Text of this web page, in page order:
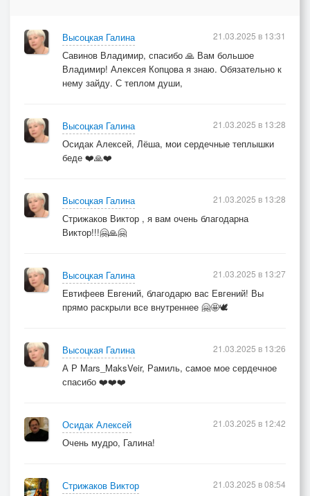
Высоцкая Галина
Савинов Владимир, спасибо 🙏 Вам большое
Владимир! Алексея Копцова я знаю. Обязательно к
нему зайду. С теплом души,
21.03.2025 в 13:31
Высоцкая Галина
Осидак Алексей, Лёша, мои сердечные теплышки
беде ❤️🙏❤️
21.03.2025 в 13:28
Высоцкая Галина
Стрижаков Виктор , я вам очень благодарна
Виктор!!!🤗🙏🤗
21.03.2025 в 13:28
Высоцкая Галина
Евтифеев Евгений, благодарю вас Евгений! Вы
прямо раскрыли все внутреннее 🤗🤩🕊️
21.03.2025 в 13:27
Высоцкая Галина
А Р Mars_MaksVeir, Рамиль, самое мое сердечное
спасибо ❤️❤️❤️
21.03.2025 в 13:26
Осидак Алексей
Очень мудро, Галина!
21.03.2025 в 12:42
Стрижаков Виктор
21.03.2025 в 08:54